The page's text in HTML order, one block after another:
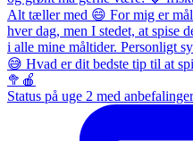
Status på uge 2 med